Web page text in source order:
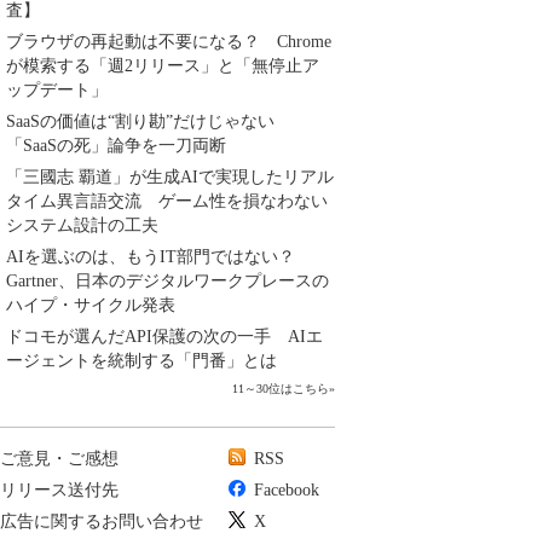
査】
ブラウザの再起動は不要になる？ Chrome
が模索する「週2リリース」と「無停止ア
ップデート」
SaaSの価値は“割り勘”だけじゃない
「SaaSの死」論争を一刀両断
「三國志 覇道」が生成AIで実現したリアル
タイム異言語交流 ゲーム性を損なわない
システム設計の工夫
AIを選ぶのは、もうIT部門ではない？
Gartner、日本のデジタルワークプレースの
ハイプ・サイクル発表
ドコモが選んだAPI保護の次の一手 AIエ
ージェントを統制する「門番」とは
11～30位はこちら»
ご意見・ご感想
リリース送付先
広告に関するお問い合わせ
RSS
Facebook
X